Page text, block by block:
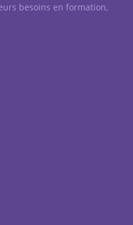
besoins en formation,